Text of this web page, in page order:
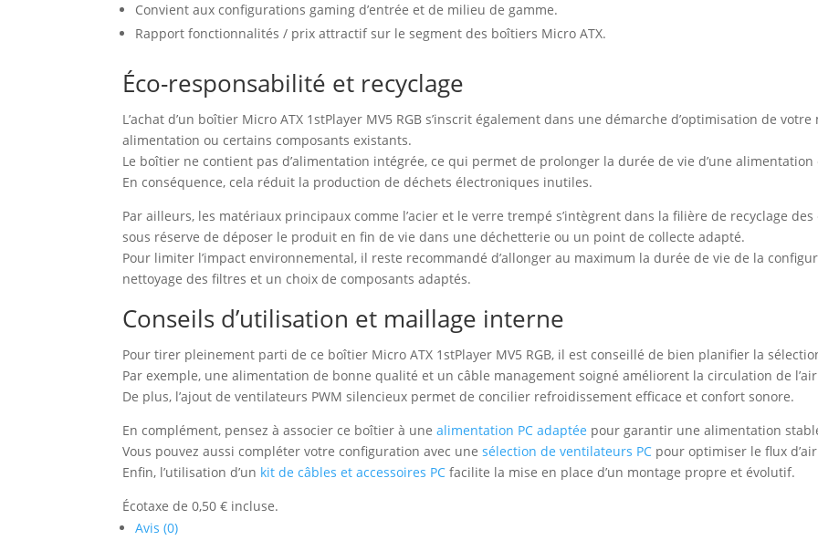
Convient aux configurations gaming d’entrée et de milieu de gamme.
Rapport fonctionnalités / prix attractif sur le segment des boîtiers Micro ATX.
Éco-responsabilité et recyclage
L’achat d’un boîtier Micro ATX 1stPlayer MV5 RGB s’inscrit également dans une démarche d’optimisation de
alimentation ou certains composants existants.
Le boîtier ne contient pas d’alimentation intégrée, ce qui permet de prolonger la durée de vie d’une alimentation
En conséquence, cela réduit la production de déchets électroniques inutiles.
Par ailleurs, les matériaux principaux comme l’acier et le verre trempé s’intègrent dans la filière de recyclage
sous réserve de déposer le produit en fin de vie dans une déchetterie ou un point de collecte adapté.
Pour limiter l’impact environnemental, il reste recommandé d’allonger au maximum la durée de vie de la
nettoyage des filtres et un choix de composants adaptés.
Conseils d’utilisation et maillage interne
Pour tirer pleinement parti de ce boîtier Micro ATX 1stPlayer MV5 RGB, il est conseillé de bien planifier la
Par exemple, une alimentation de bonne qualité et un câble management soigné améliorent la circulation de
De plus, l’ajout de ventilateurs PWM silencieux permet de concilier refroidissement efficace et confort sonore.
En complément, pensez à associer ce boîtier à unealimentation PC adaptée pour garantir une alimentation
Vous pouvez aussi compléter votre configuration avec unesélection de ventilateurs PC pour optimiser le flux
Enfin, l’utilisation d’un kit de câbles et accessoires PC facilite la mise en place d’un montage propre et évolutif.
Écotaxe de 0,50 € incluse.
Avis (0)